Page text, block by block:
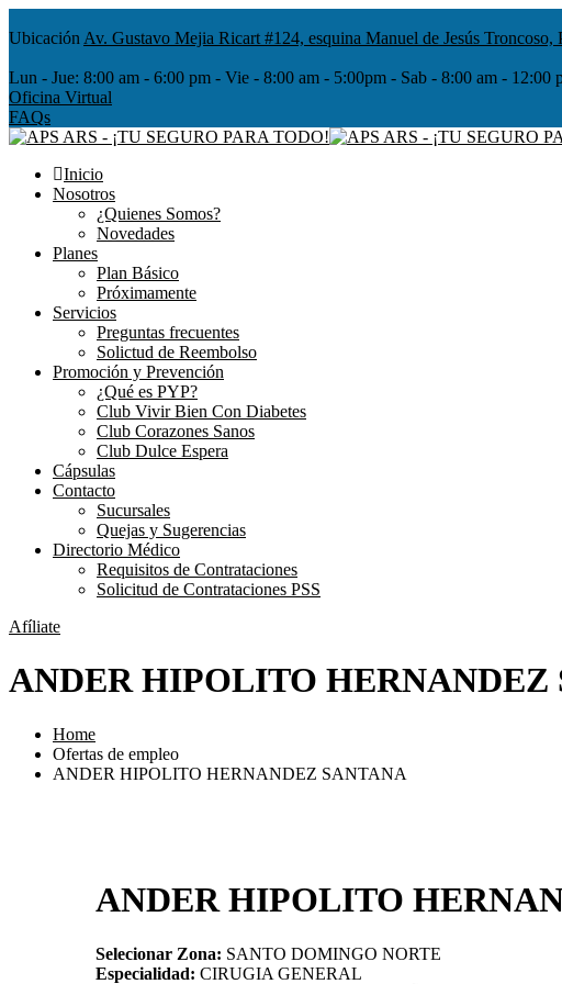
Ubicación Av. Gustavo Mejia Ricart #124, esquina Manuel de Jesús Troncoso,
Lun - Jue: 8:00 am - 6:00 pm - Vie - 8:00 am - 5:00pm - Sab - 8:00 am -
Oficina Virtual
FAQs
Inicio
Nosotros
¿Quienes Somos?
Novedades
Planes
Plan Básico
Próximamente
Servicios
Preguntas frecuentes
Solictud de Reembolso
Promoción y Prevención
¿Qué es PYP?
Club Vivir Bien Con Diabetes
Club Corazones Sanos
Club Dulce Espera
Cápsulas
Contacto
Sucursales
Quejas y Sugerencias
Directorio Médico
Requisitos de Contrataciones
Solicitud de Contrataciones PSS
Afíliate
ANDER HIPOLITO HERNANDEZ
Home
Ofertas de empleo
ANDER HIPOLITO HERNANDEZ SANTANA
ANDER HIPOLITO
Selecionar Zona: SANTO DOMINGO NORTE
Especialidad: CIRUGIA GENERAL